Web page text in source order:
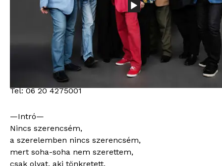
(Original Tommy Edition)
Bitsűrűség: 320kb/s
Hossz: 04:44
Vokált tartalmaz: Nem
Sunkaraoke mp3 stúdió / www.sunkaraoke.hu / Inf:
Tel: 06 20 4275001
—Intró—
Nincs szerencsém,
a szerelemben nincs szerencsém,
mert soha-soha nem szerettem,
csak olyat, aki tönkretett.
quantity